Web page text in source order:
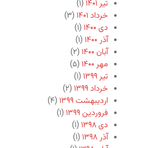
تیر ۱۴۰۱
(۱)
خرداد ۱۴۰۱
(۳)
دی ۱۴۰۰
(۱)
آذر ۱۴۰۰
(۱)
آبان ۱۴۰۰
(۲)
مهر ۱۴۰۰
(۵)
تیر ۱۳۹۹
(۱)
خرداد ۱۳۹۹
(۲)
اردیبهشت ۱۳۹۹
(۴)
فروردین ۱۳۹۹
(۱)
دی ۱۳۹۸
(۱)
آذر ۱۳۹۸
(۱)